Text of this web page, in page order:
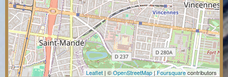
Leaflet| ©OpenStreetMap|Foursquarecontributors